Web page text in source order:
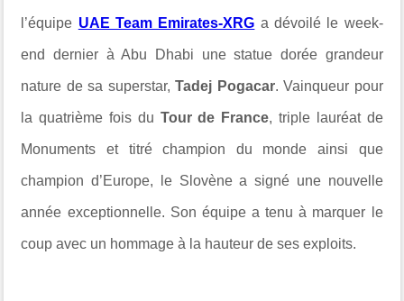
l’équipe UAE Team Emirates-XRG a dévoilé le week-
end dernier à Abu Dhabi une statue dorée grandeur
nature de sa superstar,Tadej Pogacar. Vainqueur pour
la quatrième fois du Tour de France, triple lauréat de
Monuments et titré champion du monde ainsi que
champion d’Europe, le Slovène a signé une nouvelle
année exceptionnelle. Son équipe a tenu à marquer le
coup avec un hommage à la hauteur de ses exploits.